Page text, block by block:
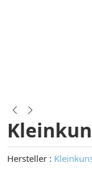
Hersteller :